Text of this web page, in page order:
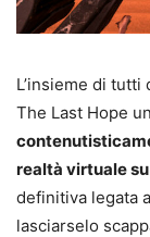
L’insieme di
The Last Hope
realtà virtuale su
definitiva legata
lasciarselo